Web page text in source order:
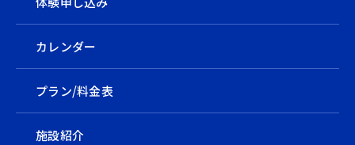
カレンダー
プラン/料金表
施設紹介